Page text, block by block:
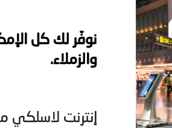
نوفّر لك كل
والزملاء.
إنترنت لاسلكي